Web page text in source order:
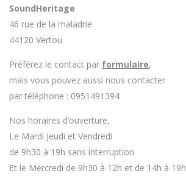
rendez le matériel.
SoundHeritage
46 rue de la maladrie
44120 Vertou
Préférez le contact par formulaire,
mais vous pouvez aussi nous contacter
par téléphone : 0951491394
Nos horaires d’ouverture,
Le Mardi Jeudi et Vendredi
de 9h30 à 19h sans interruption
Et le Mercredi de 9h30 à 12h et de 14h à 19h